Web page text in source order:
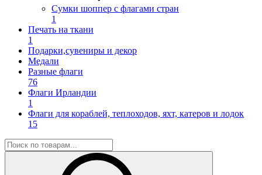
Сумки шоппер с флагами стран
1
Печать на ткани
1
Подарки,сувениры и декор
Медали
Разные флаги
76
Флаги Ирландии
1
Флаги для кораблей, теплоходов, яхт, катеров и лодок
15